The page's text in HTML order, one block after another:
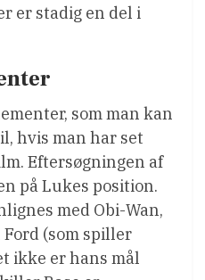
er stadig en del i
som man kan
hvis man har set
Eftersøgningen af
på Lukes position.
med Obi-Wan,
(som spiller
ikke er hans mål